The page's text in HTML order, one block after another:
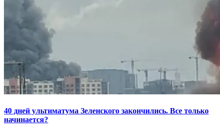
40 дней ультиматума Зеленского закончились. Все только
начинается?